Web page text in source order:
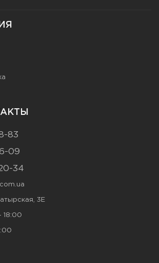
83
09
34
3Е
18:00